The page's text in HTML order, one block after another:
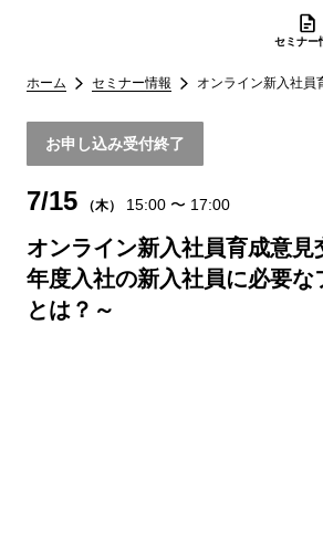
セミナー
ホーム セミナー情報 オンライン新入社員
お申し込み受付終了
7/15 （木） 15:00 〜 17:00
オンライン新入社員育成意見
年度入社の新入社員に必要な
とは？～